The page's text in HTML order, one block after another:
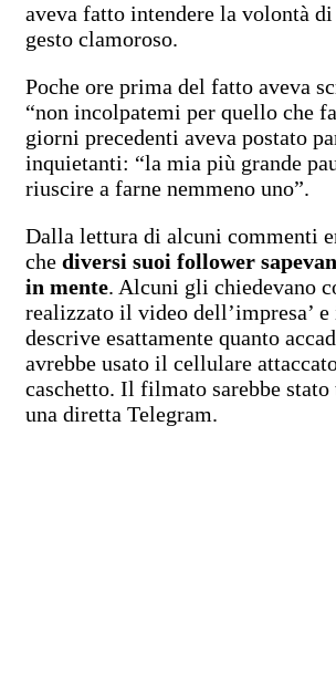
aveva fatto intendere la volontà
gesto clamoroso.
Poche ore prima del fatto aveva
“non incolpatemi per quello che
giorni precedenti aveva postato
inquietanti: “la mia più grande
riuscire a farne nemmeno uno”.
Dalla lettura di alcuni commenti
che diversi suoi follower
in mente. Alcuni gli chiedevano
realizzato il video dell’impresa’
descrive esattamente quanto
avrebbe usato il cellulare
caschetto. Il filmato sarebbe stato
una diretta Telegram.